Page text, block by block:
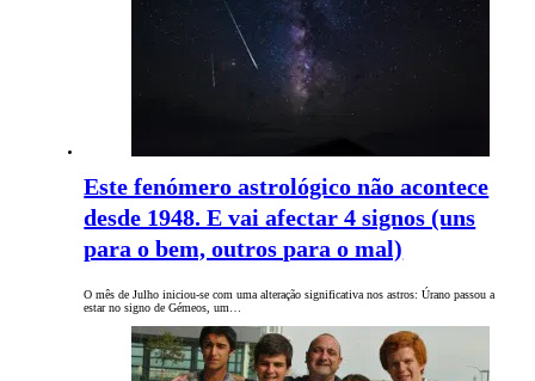
Este fenómero astrológico não acontece
desde 1948. E vai afectar 4 signos (uns
para o bem, outros para o mal)
O mês de Julho iniciou-se com uma alteração significativa nos astros: Úrano passou a
estar no signo de Gémeos, um…